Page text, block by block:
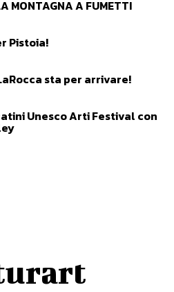
MONTAGNA A FUMETTI
Pistoia!
sta per arrivare!
Unesco Arti Festival con